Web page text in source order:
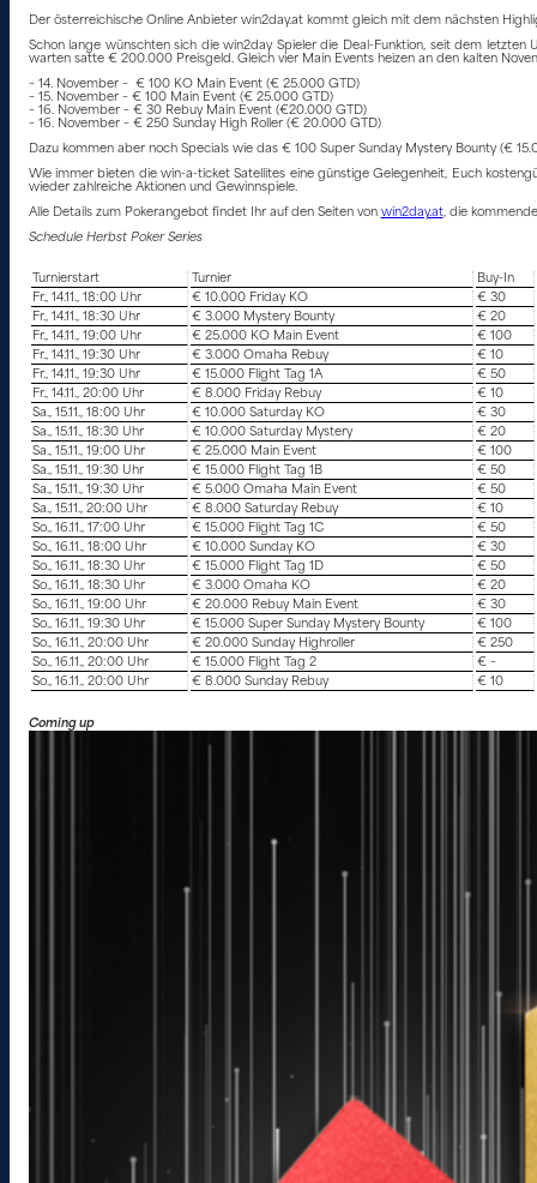
Der österreichische Online Anbieter win2day.at kommt gleich mit dem nächsten
Schon lange wünschten sich die win2day Spieler die Deal-Funktion, seit dem
warten satte € 200.000 Preisgeld. Gleich vier Main Events heizen an den kalten
– 14. November – € 100 KO Main Event (€ 25.000 GTD)
– 15. November – € 100 Main Event (€ 25.000 GTD)
– 16. November – € 30 Rebuy Main Event (€20.000 GTD)
– 16. November – € 250 Sunday High Roller (€ 20.000 GTD)
Dazu kommen aber noch Specials wie das € 100 Super Sunday Mystery Bounty (€
Wie immer bieten die win-a-ticket Satellites eine günstige Gelegenheit, Euch
wieder zahlreiche Aktionen und Gewinnspiele.
Alle Details zum Pokerangebot findet Ihr auf den Seiten von win2day.at, die
Schedule Herbst Poker Series
Turnierstart Turnier
Buy-In
Fr., 14.11., 18:00 Uhr
€ 10.000 Friday KO
€ 30
Fr., 14.11., 18:30 Uhr
€ 3.000 Mystery Bounty
€ 20
Fr., 14.11., 19:00 Uhr
€ 25.000 KO Main Event
€ 100
Fr., 14.11., 19:30 Uhr
€ 3.000 Omaha Rebuy
€ 10
Fr., 14.11., 19:30 Uhr
€ 15.000 Flight Tag 1A
€ 50
Fr., 14.11., 20:00 Uhr
€ 8.000 Friday Rebuy
€ 10
Sa., 15.11., 18:00 Uhr
€ 10.000 Saturday KO
€ 30
Sa., 15.11., 18:30 Uhr
€ 10.000 Saturday Mystery
€ 20
Sa., 15.11., 19:00 Uhr
€ 25.000 Main Event
€ 100
Sa., 15.11., 19:30 Uhr
€ 15.000 Flight Tag 1B
€ 50
Sa., 15.11., 19:30 Uhr
€ 5.000 Omaha Main Event
€ 50
Sa., 15.11., 20:00 Uhr
€ 8.000 Saturday Rebuy
€ 10
So., 16.11., 17:00 Uhr
€ 15.000 Flight Tag 1C
€ 50
So., 16.11., 18:00 Uhr
€ 10.000 Sunday KO
€ 30
So., 16.11., 18:30 Uhr
€ 15.000 Flight Tag 1D
€ 50
So., 16.11., 18:30 Uhr
€ 3.000 Omaha KO
€ 20
So., 16.11., 19:00 Uhr
€ 20.000 Rebuy Main Event
€ 30
So., 16.11., 19:30 Uhr
€ 15.000 Super Sunday Mystery Bounty
€ 100
So., 16.11., 20:00 Uhr
€ 20.000 Sunday Highroller
€ 250
So., 16.11., 20:00 Uhr
€ 15.000 Flight Tag 2
€ –
So., 16.11., 20:00 Uhr
€ 8.000 Sunday Rebuy € 10
Coming up